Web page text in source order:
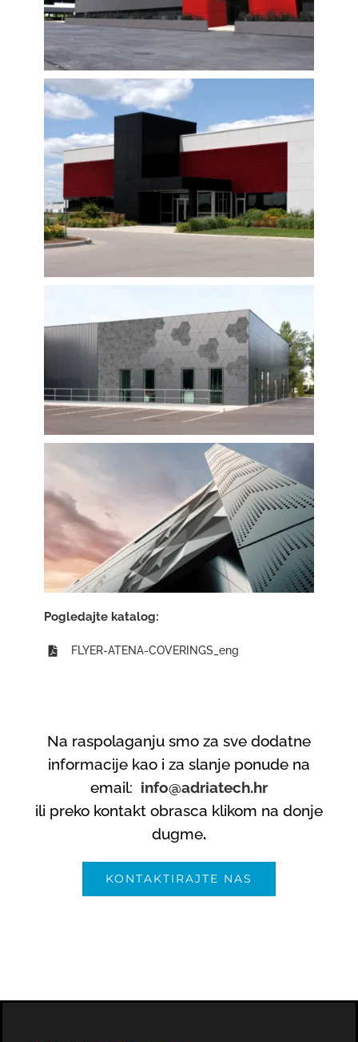
Pogledajte katalog:
FLYER-ATENA-COVERINGS_eng
Na raspolaganju smo za sve dodatne
informacije kao i za slanje ponude na
email: info@adriatech.hr
ili preko kontakt obrasca klikom na donje
dugme.
KONTAKTIRAJTE NAS